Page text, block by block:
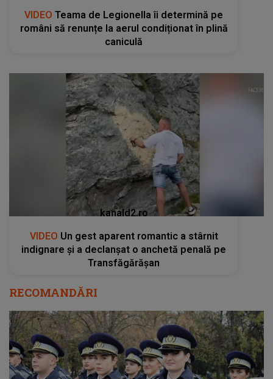
VIDEO Teama de Legionella îi determină pe
români să renunțe la aerul condiționat în plină
caniculă
kanald2.ro
VIDEO Un gest aparent romantic a stârnit
indignare și a declanșat o anchetă penală pe
Transfăgărășan
RECOMANDĂRI